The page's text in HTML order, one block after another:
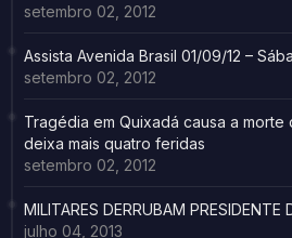
setembro 02, 2012
Assista Avenida Brasil 01/09/12 –
setembro 02, 2012
Tragédia em Quixadá causa a
deixa mais quatro feridas
setembro 02, 2012
MILITARES DERRUBAM PRESIDENTE
julho 04, 2013